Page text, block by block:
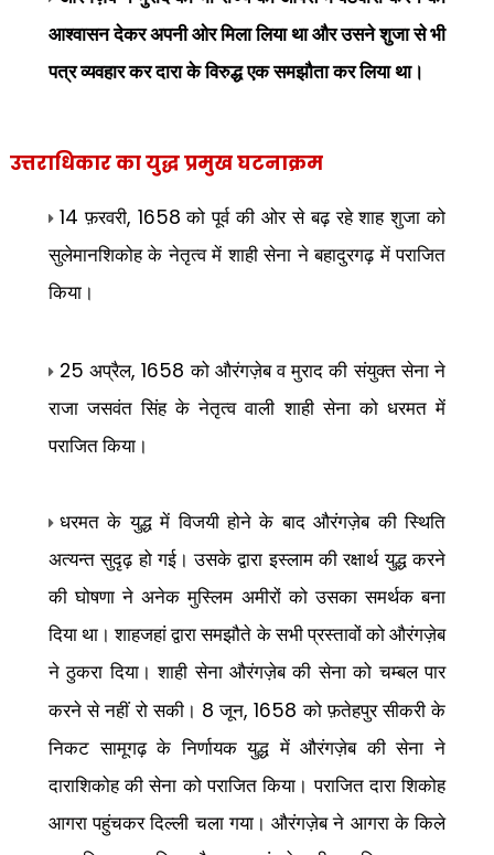
आश्वासन देकर अपनी ओर मिला लिया था और उसने शुजा से भी
पत्र व्यवहार कर दारा के विरुद्ध एक समझौता कर लिया था।
उत्तराधिकार का युद्धप्रमुख घटनाक्रम
14 फ़रवरी, 1658 को पूर्व की ओर से बढ़ रहे शाह शुजा को
सुलेमानशिकोह के नेतृत्व में शाही सेना ने बहादुरगढ़ में पराजित
किया।
25 अप्रैल, 1658 को औरंगज़ेब व मुराद की संयुक्त सेना ने
राजा जसवंत सिंह के नेतृत्व वाली शाही सेना को धरमत में
पराजित किया।
धरमत के युद्ध में विजयी होने के बाद औरंगज़ेब की स्थिति
अत्यन्त सुदृढ़ हो गई। उसके द्वारा इस्लाम की रक्षार्थ युद्ध करने
की घोषणा ने अनेक मुस्लिम अमीरों को उसका समर्थक बना
दिया था। शाहजहां द्वारा समझौते के सभी प्रस्तावों को औरंगज़ेब
ने ठुकरा दिया। शाही सेना औरंगज़ेब की सेना को चम्बल पार
करने से नहीं रो सकी। 8 जून, 1658 को फ़तेहपुर सीकरी के
निकट सामूगढ़ के निर्णायक युद्ध में औरंगज़ेब की सेना ने
दाराशिकोह की सेना को पराजित किया। पराजित दारा शिकोह
आगरा पहुंचकर दिल्ली चला गया। औरंगज़ेब ने आगरा के किले